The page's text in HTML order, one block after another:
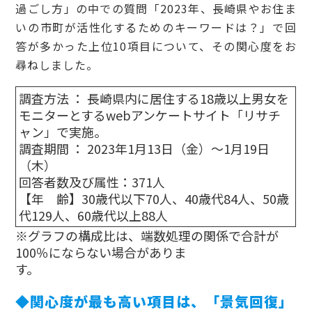
過ごし方」の中での質問「2023年、長崎県やお住ま
いの市町が活性化するためのキーワードは？」で回
答が多かった上位10項目について、その関心度をお
尋ねしました。
調査方法 ： 長崎県内に居住する18歳以上男女を
モニターとするwebアンケートサイト「リサチ
ャン」で実施。
調査期間 ： 2023年1月13日（金）～1月19日
（木）
回答者数及び属性：371人
【年 齢】30歳代以下70人、40歳代84人、50歳
代129人、60歳代以上88人
※グラフの構成比は、端数処理の関係で合計が
100％にならない場合がありま
す
◆関心度が最も高い項目は、「景気回復」